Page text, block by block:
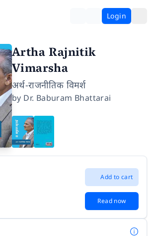
Login
Artha Rajnitik
Vimarsha
अर्थ-राजनीतिक विमर्श
by Dr. Baburam Bhattarai
Add to cart
Read now